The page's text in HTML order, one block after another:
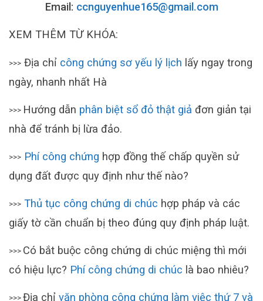
Email: ccnguyenhue165@gmail.com
XEM THÊM TỪ KHÓA:
>>> Địa chỉ công chứng sơ yếu lý lịch lấy ngay trong
ngày, nhanh nhất Hà
>>> Hướng dẫn phân biệt sổ đỏ thật giả đơn giản tại
nhà để tránh bị lừa đảo.
>>> Phí công chứng hợp đồng thế chấp quyền sử
dụng đất được quy định như thế nào?
>>> Thủ tục công chứng di chúc hợp pháp và các
giấy tờ cần chuẩn bị theo đúng quy định pháp luật.
>>> Có bắt buộc công chứng di chúc miệng thì mới
có hiệu lực? Phí công chứng di chúc là bao nhiêu?
>>> Địa chỉ văn phòng công chứng làm việc thứ 7 và